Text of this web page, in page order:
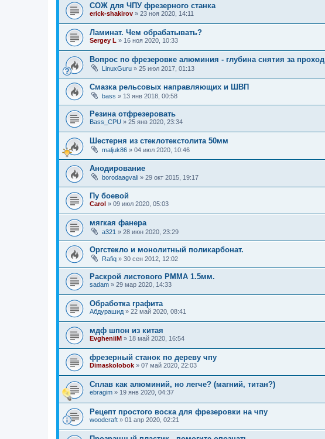
СОЖ для ЧПУ фрезерного станка
erick-shakirov » 23 ноя 2020, 14:11
Ламинат. Чем обрабатывать?
Sergey L » 16 ноя 2020, 10:33
Вопрос по фрезеровке алюминия - глубина снятия за проход
LinuxGuru » 25 июл 2017, 01:13
Смазка рельсовых направляющих и ШВП
bass » 13 янв 2018, 00:58
Резина отфрезеровать
Bass_CPU » 25 янв 2020, 23:34
Шестерня из стеклотекстолита 50мм
maljuk86 » 04 июл 2020, 10:46
Анодирование
borodaagvali » 29 окт 2015, 19:17
Пу боевой
Carol » 09 июл 2020, 05:03
мягкая фанера
a321 » 28 июн 2020, 23:29
Оргстекло и монолитный поликарбонат.
Rafiq » 30 сен 2012, 12:02
Раскрой листового РММА 1.5мм.
sadam » 29 мар 2020, 14:33
Обработка графита
Абдурашид » 22 май 2020, 08:41
мдф шпон из китая
EvgheniiM » 18 май 2020, 16:54
фрезерный станок по дереву чпу
Dimaskolobok » 07 май 2020, 22:03
Сплав как алюминий, но легче? (магний, титан?)
ebragim » 19 янв 2020, 04:37
Рецепт простого воска для фрезеровки на чпу
woodcraft » 01 апр 2020, 02:21